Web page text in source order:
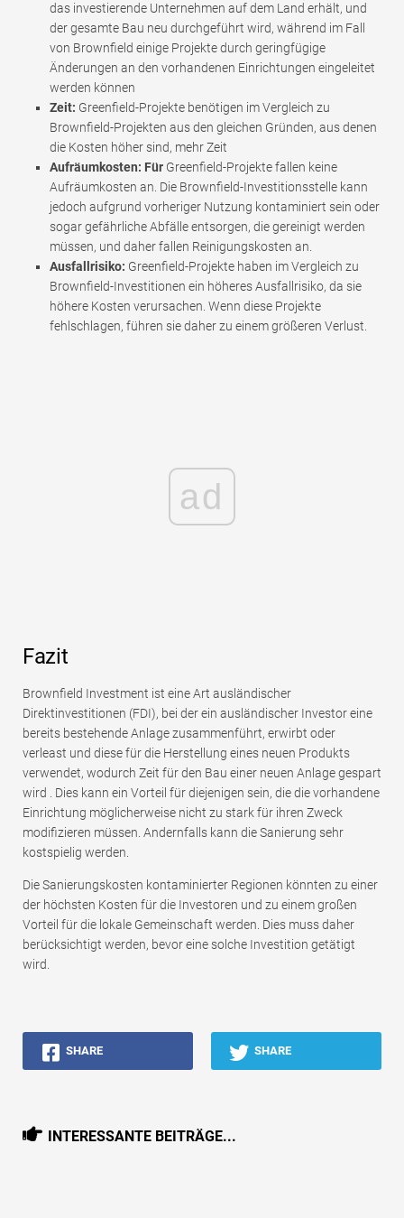
das investierende Unternehmen auf dem Land erhält, und
der gesamte Bau neu durchgeführt wird, während im Fall
von Brownfield einige Projekte durch geringfügige
Änderungen an den vorhandenen Einrichtungen eingeleitet
werden können
Zeit: Greenfield-Projekte benötigen im Vergleich zu
Brownfield-Projekten aus den gleichen Gründen, aus denen
die Kosten höher sind, mehr Zeit
Aufräumkosten: Für Greenfield-Projekte fallen keine
Aufräumkosten an. Die Brownfield-Investitionsstelle kann
jedoch aufgrund vorheriger Nutzung kontaminiert sein oder
sogar gefährliche Abfälle entsorgen, die gereinigt werden
müssen, und daher fallen Reinigungskosten an.
Ausfallrisiko: Greenfield-Projekte haben im Vergleich zu
Brownfield-Investitionen ein höheres Ausfallrisiko, da sie
höhere Kosten verursachen. Wenn diese Projekte
fehlschlagen, führen sie daher zu einem größeren Verlust.
ad
Fazit
Brownfield Investment ist eine Art ausländischer
Direktinvestitionen (FDI), bei der ein ausländischer Investor eine
bereits bestehende Anlage zusammenführt, erwirbt oder
verleast und diese für die Herstellung eines neuen Produkts
verwendet, wodurch Zeit für den Bau einer neuen Anlage gespart
wird . Dies kann ein Vorteil für diejenigen sein, die die vorhandene
Einrichtung möglicherweise nicht zu stark für ihren Zweck
modifizieren müssen. Andernfalls kann die Sanierung sehr
kostspielig werden.
Die Sanierungskosten kontaminierter Regionen könnten zu einer
der höchsten Kosten für die Investoren und zu einem großen
Vorteil für die lokale Gemeinschaft werden. Dies muss daher
berücksichtigt werden, bevor eine solche Investition getätigt
wird.
SHARE SHARE
INTERESSANTE BEITRÄGE...